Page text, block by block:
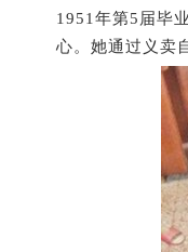
1951年第5届毕
心。她通过义卖